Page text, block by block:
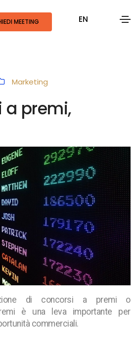
MEETING EN
Marketing
a premi,
di concorsi a premi o
è una leva importante per
commerciali.